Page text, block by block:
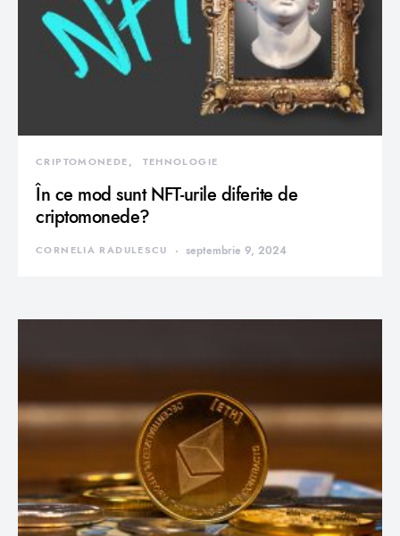
CRIPTOMONEDE TEHNOLOGIE
În ce mod sunt NFT-urile diferite de
criptomonede?
CORNELIA RADULESCU septembrie 9, 2024